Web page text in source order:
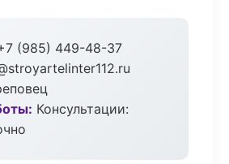
(985) 449-48-37
Консультации: